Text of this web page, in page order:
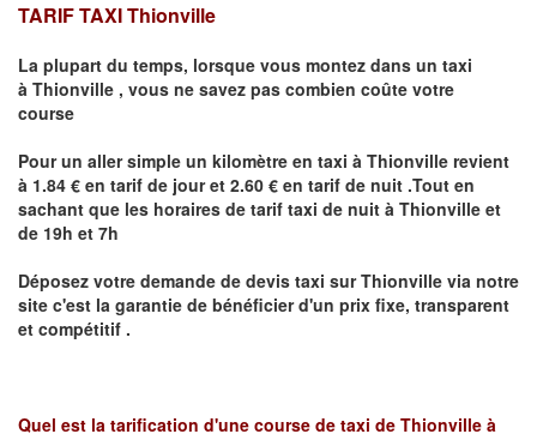
TARIF TAXI Thionville
La plupart du temps, lorsque vous montez dans un taxi
à Thionville , vous ne savez pas combien coûte votre
course
Pour un aller simple un kilomètre en taxi à Thionville revient
à 1.84 € en tarif de jour et 2.60 € en tarif de nuit .Tout en
sachant que les horaires de tarif taxi de nuit à Thionville et
de 19h et 7h
Déposez votre demande de devis taxi surThionville via notre
site c'est la garantie de bénéficier d'un prix fixe, transparent
et compétitif .
Quel est la tarification d'une course de taxi de Thionville à